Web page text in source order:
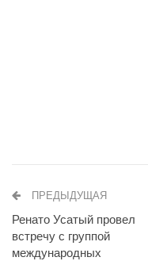
ПРЕДЫДУЩАЯ
Ренато Усатый провел
встречу с группой
международных